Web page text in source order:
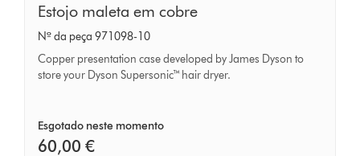
Estojo
maleta
em
cobre
Estojo maleta em cobre
Nº da peça 971098-10
Copper presentation case developed by James Dyson to
store your Dyson Supersonic™ hair dryer.
Esgotado neste momento
60,00 €